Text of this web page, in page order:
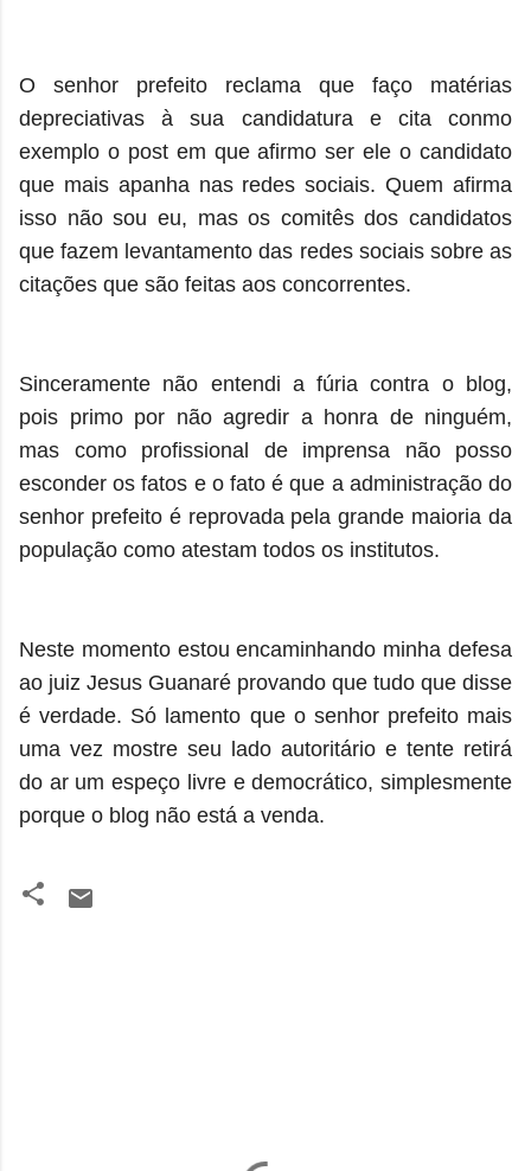
O senhor prefeito reclama que faço matérias
depreciativas à sua candidatura e cita conmo
exemplo o post em que afirmo ser ele o candidato
que mais apanha nas redes sociais. Quem afirma
isso não sou eu, mas os comitês dos candidatos
que fazem levantamento das redes sociais sobre as
citações que são feitas aos concorrentes.
Sinceramente não entendi a fúria contra o blog,
pois primo por não agredir a honra de ninguém,
mas como profissional de imprensa não posso
esconder os fatos e o fato é que a administração do
senhor prefeito é reprovada pela grande maioria da
população como atestam todos os institutos.
Neste momento estou encaminhando minha defesa
ao juiz Jesus Guanaré provando que tudo que disse
é verdade. Só lamento que o senhor prefeito mais
uma vez mostre seu lado autoritário e tente retirá
do ar um espeço livre e democrático, simplesmente
porque o blog não está a venda.